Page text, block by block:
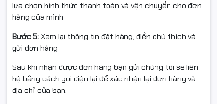
🚚 Ship COD Toàn Quốc
Hancomputer.vn hỗ trợ:
✔ Giao hàng toàn quốc
✔ Ship COD tận nơi
✔ Kiểm tra hàng trước thanh toán
lựa chọn hình thức thanh toán và vận chuyển cho đơn
hàng của mình
Bước 5:Xem lại thông tin đặt hàng, điền chú thích và
gửi đơn hàng
Sau khi nhận được đơn hàng bạn gửi chúng tôi sẽ liên
hệ bằng cách gọi điện lại để xác nhận lại đơn hàng và
địa chỉ của bạn.